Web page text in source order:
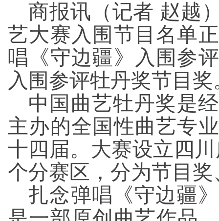
商报讯（记者 赵越
艺大赛入围节目名单
唱《守边疆》入围参
入围参评牡丹奖节目奖
中国曲艺牡丹奖是
主办的全国性曲艺专
十四届。大赛设立四
个分赛区，分为节目
扎念弹唱《守边疆